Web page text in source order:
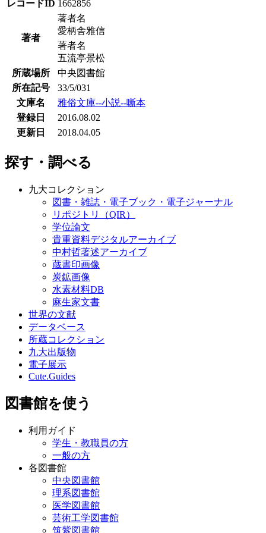
レコードID 1662856
著者
著者名
愛柄舎雅信
著者名
五流亭景松
所蔵場所
中央図書館
所在記号
33/5/031
文庫名
雅俗文庫--小説--噺本
登録日
2016.08.02
更新日
2018.04.05
探す・調べる
九大コレクション
図書・雑誌・電子ブック・電子ジャーナル
リポジトリ（QIR）
学位論文
貴重資料デジタルアーカイブ
中村哲著述アーカイブ
蔵書印画像
炭鉱画像
水素材料DB
麻生家文書
世界の文献
データベース
所蔵コレクション
九大出版物
電子展示
Cute.Guides
図書館を使う
利用ガイド
学生・教職員の方
一般の方
各図書館
中央図書館
理系図書館
医学図書館
芸術工学図書館
筑紫図書館